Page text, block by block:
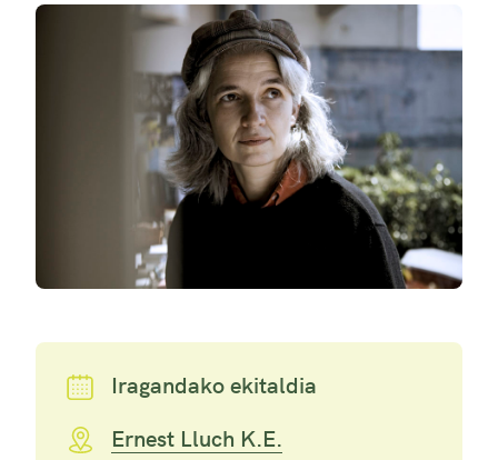
Iragandako ekitaldia
Ernest Lluch K.E.